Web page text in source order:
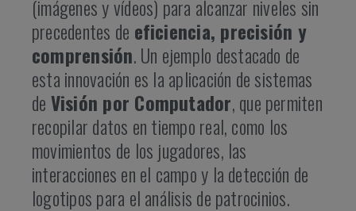
(imágenes y vídeos) para alcanzar niveles sin
precedentes de eficiencia, precisión y
comprensión. Un ejemplo destacado de
esta innovación es la aplicación de sistemas
de Visión por Computador, que permiten
recopilar datos en tiempo real, como los
movimientos de los jugadores, las
interacciones en el campo y la detección de
logotipos para el análisis de patrocinios.